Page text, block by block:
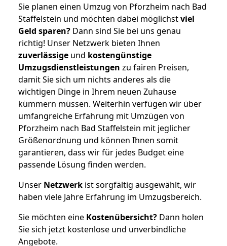
Sie planen einen Umzug von Pforzheim nach Bad
Staffelstein und möchten dabei möglichstviel
Geld sparen? Dann sind Sie bei uns genau
richtig! Unser Netzwerk bieten Ihnen
zuverlässige und kostengünstige
Umzugsdienstleistungen zu fairen Preisen,
damit Sie sich um nichts anderes als die
wichtigen Dinge in Ihrem neuen Zuhause
kümmern müssen. Weiterhin verfügen wir über
umfangreiche Erfahrung mit Umzügen von
Pforzheim nach Bad Staffelstein mit jeglicher
Größenordnung und können Ihnen somit
garantieren, dass wir für jedes Budget eine
passende Lösung finden werden.
Unser Netzwerk ist sorgfältig ausgewählt, wir
haben viele Jahre Erfahrung im Umzugsbereich.
Sie möchten eine Kostenübersicht? Dann holen
Sie sich jetzt kostenlose und unverbindliche
Angebote.